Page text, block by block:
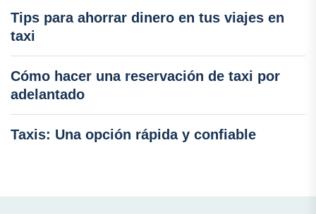
Tips para ahorrar dinero en tus viajes en
taxi
Cómo hacer una reservación de taxi por
adelantado
Taxis: Una opción rápida y confiable